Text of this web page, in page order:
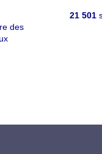
des
21 501